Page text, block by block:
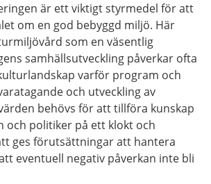
är ett viktigt styrmedel för att
om en god bebyggd miljö. Här
som en väsentlig
samhällsutveckling påverkar ofta
varför program och
och utveckling av
behövs för att tillföra kunskap
och politiker på ett klokt och
ges förutsättningar att hantera
eventuell negativ påverkan inte bli